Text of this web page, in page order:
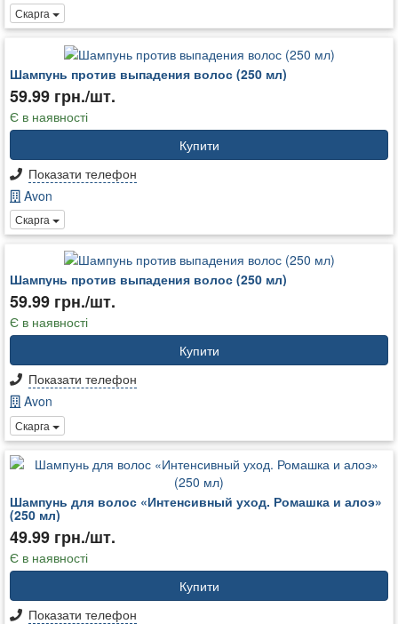
Скарга
Шампунь против выпадения волос (250 мл)
59.99 грн./шт.
Є в наявності
Купити
Показати телефон
Avon
Скарга
Шампунь против выпадения волос (250 мл)
59.99 грн./шт.
Є в наявності
Купити
Показати телефон
Avon
Скарга
Шампунь для волос «Интенсивный уход. Ромашка и алоэ»
(250 мл)
49.99 грн./шт.
Є в наявності
Купити
Показати телефон